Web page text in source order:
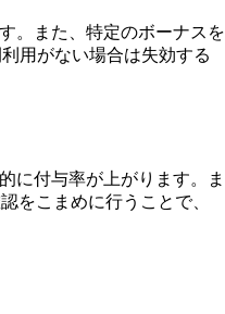
。また、特定のボーナスを
用がない場合は失効する
に付与率が上がります。ま
をこまめに行うことで、